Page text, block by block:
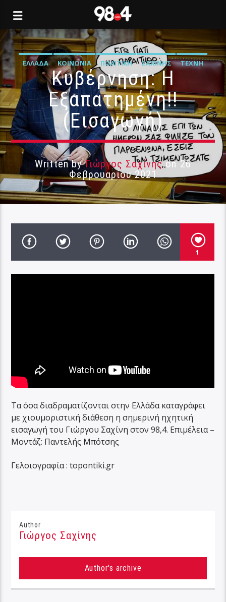
ΕΛΛΆΔΑ ΚΟΙΝΩΝΊΑ ΠΟΛΙΤΙΚΉ ΣΑΧΊΝΗΣ ΤΈΧΝΗ
Κυβέρνηση: Η
Εξαπατημένη!!
(Εισαγωγή)
Written byΓιώργος Σαχίνηςon 26
Φεβρουαρίου 2021
1
Τα όσα διαδραματίζονται στην Ελλάδα καταγράφει
με χιουμοριστική διάθεση η σημερινή ηχητική
εισαγωγή του Γιώργου Σαχίνη στον 98,4. Επιμέλεια –
Μοντάζ: Παντελής Μπότσης
Γελοιογραφία : topontiki.gr
Author
Γιώργος Σαχίνης
Author's archive